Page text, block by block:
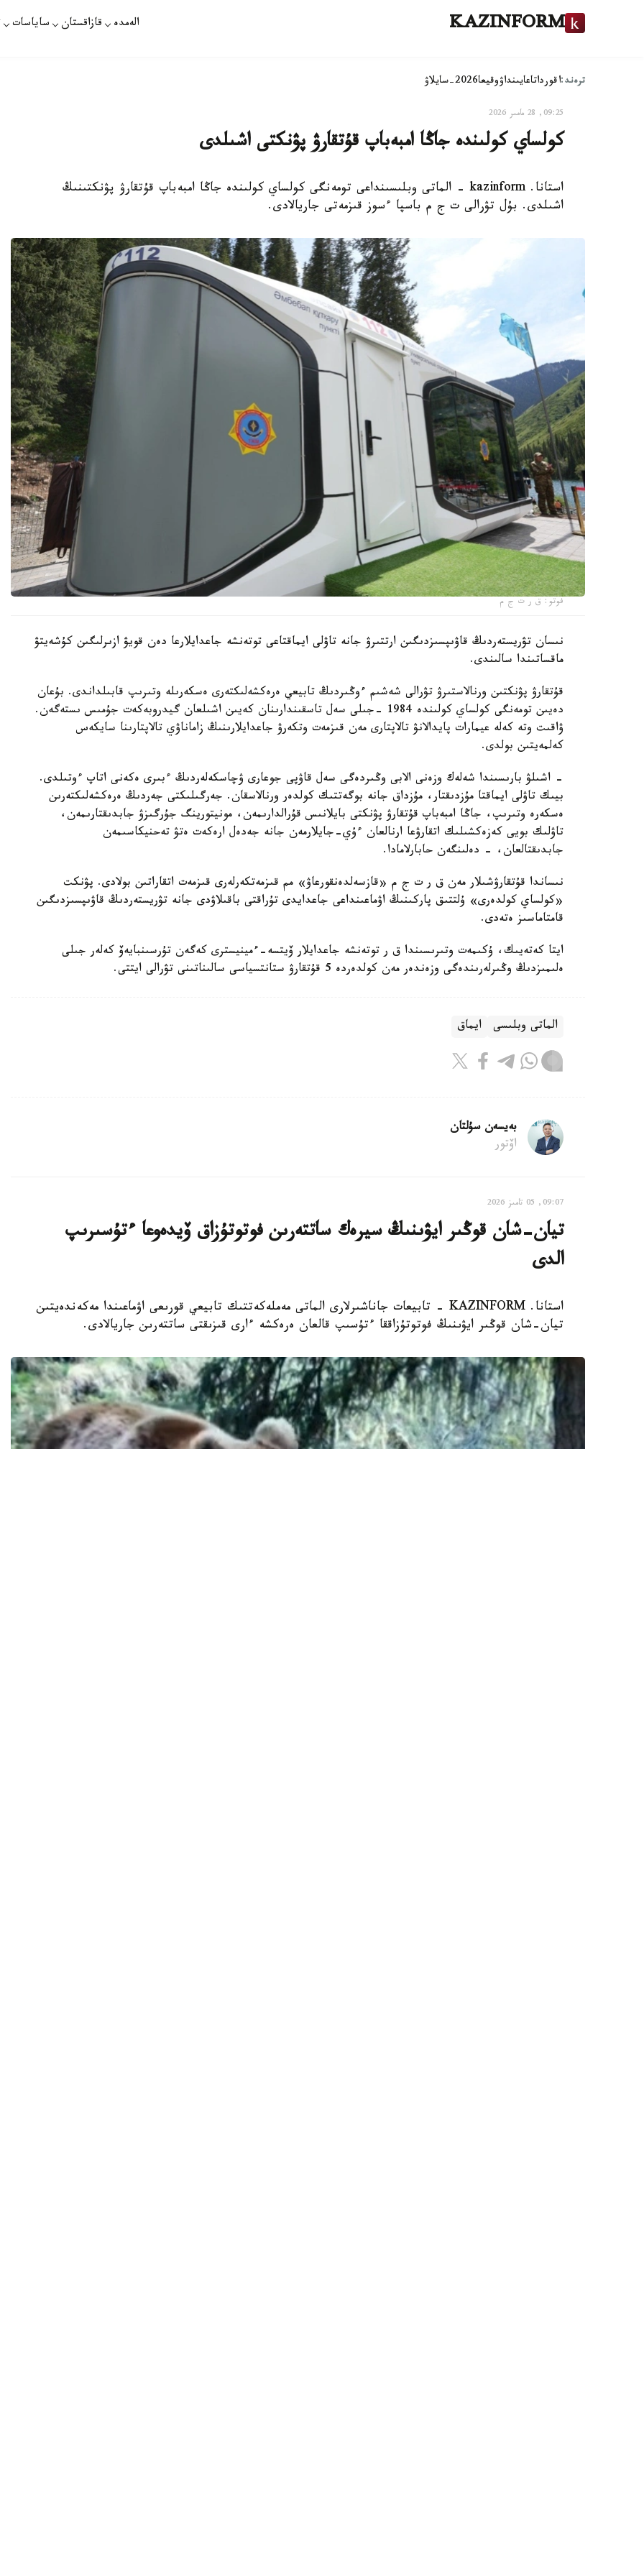
KAZINFORM الەمدە قازاقستان ساياسات
ترەند:اقورداتاعايىنداۋوقيعا2026-سايلاۋ
09:25, 28 مامىر 2026
كولساي كولىندە جاڭا امبەباپ قۇتقارۋ پۋنكتى اشىلدى
استانا. kazinform - الماتى وبلىسىنداعى تومەنگى كولساي كولىندە جاڭا امبەباپ قۇتقارۋ پۋنكتىنىڭ
اشىلدى. بۇل تۋرالى ت ج م باسپا ءسوز قىزمەتى جاريالادى.
فوتو: ق ر ت ج م
نىسان تۋريستەردىڭ قاۋىپسىزدىگىن ارتتىرۋ جانە تاۋلى ايماقتاعى توتەنشە جاعدايلارعا دەن قويۋ ازىرلىگىن كۇشەيتۋ
ماقساتىندا سالىندى.
قۇتقارۋ پۋنكتىن ورنالاستىرۋ تۋرالى شەشىم ءوڭىردىڭ تابيعي ەرەكشەلىكتەرى ەسكەرىلە وتىرىپ قابىلداندى. بۇعان
دەيىن تومەنگى كولساي كولىندە 1984 -جىلى سەل تاسقىندارىنان كەيىن اشىلعان گيدروبەكەت جۇمىس ىستەگەن.
ۋاقىت وتە كەلە عيمارات پايدالانۋ تالاپتارى مەن قىزمەت وتكەرۋ جاعدايلارىنىڭ زاماناۋي تالاپتارىنا سايكەس
كەلمەيتىن بولدى.
- اشىلۋ بارىسىندا شەلەك وزەنى الابى وڭىردەگى سەل قاۋپى جوعارى ۋچاسكەلەردىڭ ءبىرى ەكەنى اتاپ ءوتىلدى.
بيىك تاۋلى ايماقتا مۇزدىقتار، مۇزداق جانە بوگەتتىك كولدەر ورنالاسقان. جەرگىلىكتى جەردىڭ ەرەكشەلىكتەرىن
ەسكەرە وتىرىپ، جاڭا امبەباپ قۇتقارۋ پۋنكتى بايلانىس قۇرالدارىمەن، مونيتورينگ جۇرگىزۋ جابدىقتارىمەن،
تاۋلىك بويى كەزەكشىلىك اتقارۋعا ارنالعان ءۇي-جايلارمەن جانە جەدەل ارەكەت ەتۋ تەحنيكاسىمەن
جابدىقتالعان، - دەلىنگەن حابارلامادا.
نىساندا قۇتقارۋشىلار مەن ق ر ت ج م «قازسەلدەنقورعاۋ» مم قىزمەتكەرلەرى قىزمەت اتقاراتىن بولادى. پۋنكت
«كولساي كولدەرى» ۇلتتىق پاركىنىڭ اۋماعىنداعى جاعدايدى تۇراقتى باقىلاۋدى جانە تۋريستەردىڭ قاۋىپسىزدىگىن
قامتاماسىز ەتەدى.
ايتا كەتەيىك، ۇكىمەت وتىرىسىندا ق ر توتەنشە جاعدايلار ۆيتسە-ءمينيسترى كەگەن تۇرسىنبايەۆ كەلەر جىلى
ەلىمىزدىڭ وڭىرلەرىندەگى وزەندەر مەن كولدەردە 5 قۇتقارۋ ستانتسياسى سالىناتىنى تۋرالى ايتتى.
الماتى وبلىسى ايماق
بەيسەن سۇلتان
اۆتور
09:07, 05 تامىز 2026
تيان-شان قوڭىر ايۋىنىڭ سيرەك ساتتەرىن فوتوتۇزاق ۆيدەوعا ءتۇسىرىپ
الدى
استانا. KAZINFORM - تابيعات جاناشىرلارى الماتى مەملەكەتتىك تابيعي قورىعى اۋماعىندا مەكەندەيتىن
تيان-شان قوڭىر ايۋىنىڭ فوتوتۇزاققا ءتۇسىپ قالعان ەرەكشە ءارى قىزىقتى ساتتەرىن جاريالادى.